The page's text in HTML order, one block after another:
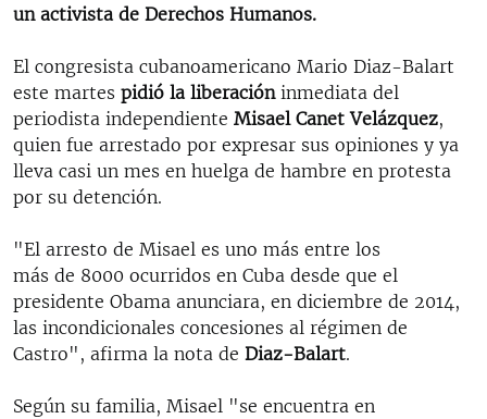
DESINFORMACIÓN RUSA EN AMÉRICA LATINA
un activista de Derechos Humanos.
El congresista cubanoamericano Mario Diaz-Balart
este martes pidió la liberacióninmediata del
periodista independiente Misael Canet Velázquez,
quien fue arrestado por expresar sus opiniones y ya
lleva casi un mes en huelga de hambre en protesta
por su detención.
"El arresto de Misael es uno más entre los
más de 8000 ocurridos en Cuba desde que el
presidente Obama anunciara, en diciembre de 2014,
las incondicionales concesiones al régimen de
Castro", afirma la nota de Diaz-Balart.
Según su familia, Misael "se encuentra en